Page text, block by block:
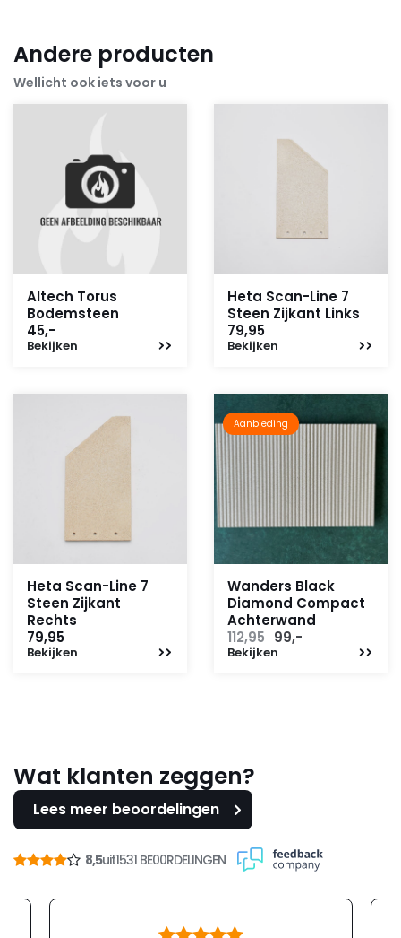
Andere producten
Wellicht ook iets voor u
Altech Torus
Bodemsteen
45,-
Bekijken
Heta Scan-Line 7
Steen Zijkant Links
79,95
Bekijken
Heta Scan-Line 7
Steen Zijkant
Rechts
79,95
Bekijken
Aanbieding
Wanders Black
Diamond Compact
Achterwand
112,95 Oorspronkelijke
prijs
99,-
Bekijken
Wat klanten zeggen?
Lees meer beoordelingen
8,5uit1531 BE00RDELINGEN